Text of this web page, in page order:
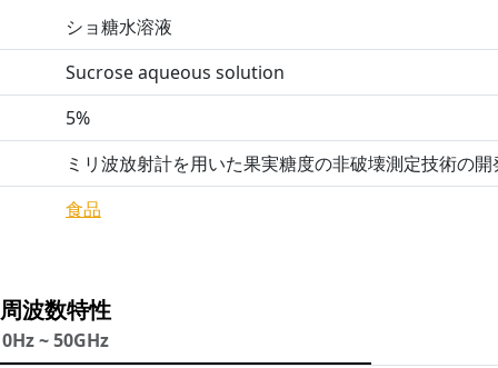
ショ糖水溶液
Sucrose aqueous solution
5%
ミリ波放射計を用いた果実糖度の非破壊測定技術の開
食品
周波数特性
0Hz ~ 50GHz